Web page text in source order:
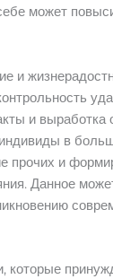
может
и
и выработка
в
прочих и
Данное
которые